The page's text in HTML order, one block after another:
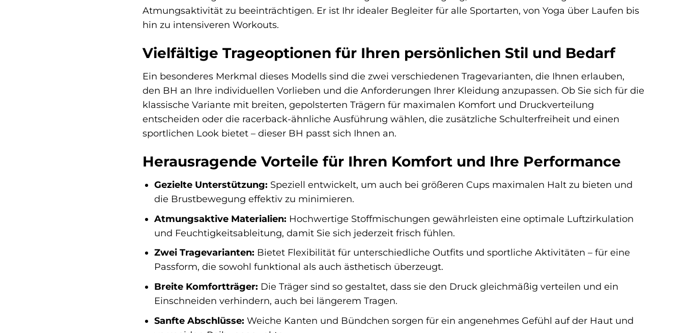
Atmungsaktivität zu beeinträchtigen. Er ist Ihr idealer Begleiter für alle Sportarten, von Yoga über Laufen bis
hin zu intensiveren Workouts.
Vielfältige Trageoptionen für Ihren persönlichen Stil und Bedarf
Ein besonderes Merkmal dieses Modells sind die zwei verschiedenen Tragevarianten, die Ihnen erlauben,
den BH an Ihre individuellen Vorlieben und die Anforderungen Ihrer Kleidung anzupassen. Ob Sie sich für die
klassische Variante mit breiten, gepolsterten Trägern für maximalen Komfort und Druckverteilung
entscheiden oder die racerback-ähnliche Ausführung wählen, die zusätzliche Schulterfreiheit und einen
sportlichen Look bietet – dieser BH passt sich Ihnen an.
Herausragende Vorteile für Ihren Komfort und Ihre Performance
Gezielte Unterstützung: Speziell entwickelt, um auch bei größeren Cups maximalen Halt zu bieten und
die Brustbewegung effektiv zu minimieren.
Atmungsaktive Materialien: Hochwertige Stoffmischungen gewährleisten eine optimale Luftzirkulation
und Feuchtigkeitsableitung, damit Sie sich jederzeit frisch fühlen.
Zwei Tragevarianten: Bietet Flexibilität für unterschiedliche Outfits und sportliche Aktivitäten – für eine
Passform, die sowohl funktional als auch ästhetisch überzeugt.
Breite Komfortträger: Die Träger sind so gestaltet, dass sie den Druck gleichmäßig verteilen und ein
Einschneiden verhindern, auch bei längerem Tragen.
Sanfte Abschlüsse: Weiche Kanten und Bündchen sorgen für ein angenehmes Gefühl auf der Haut und